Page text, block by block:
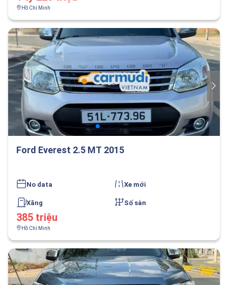
Hồ Chí Minh
Ford Everest 2.5 MT 2015
No data Xe mới
Xăng Số sàn
385 triệu
Hồ Chí Minh